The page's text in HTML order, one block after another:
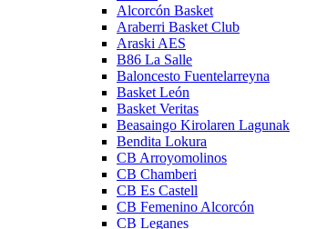
Alcorcón Basket
Araberri Basket Club
Araski AES
B86 La Salle
Baloncesto Fuentelarreyna
Basket León
Basket Veritas
Beasaingo Kirolaren Lagunak
Bendita Lokura
CB Arroyomolinos
CB Chamberi
CB Es Castell
CB Femenino Alcorcón
CB Leganes